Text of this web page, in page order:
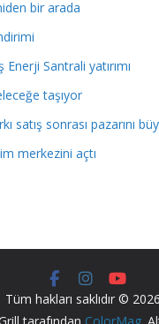
bir arada
Enerji Santrali yatırımı
taşıyor
satış sonrası pazarını
merkezini açtı
Tüm hakları saklıdır © 2026